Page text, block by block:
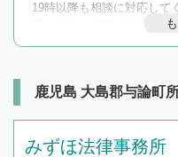
19時以降も相談に対応して
遅い時間の相談が増えそう
んで検索してみましょう。
を
鹿児島 大島郡与論町
みずほ法律事務所